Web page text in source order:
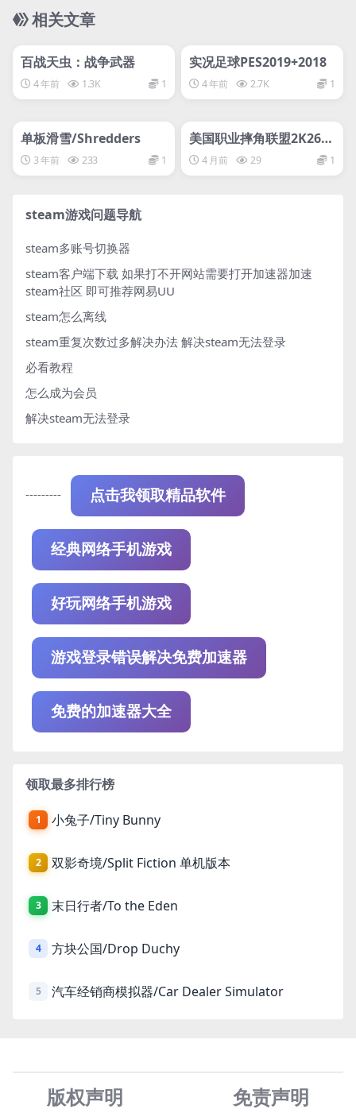
相关文章
网盘下载游戏
百战天虫：战争武器
4 年前 1.3K 1
网盘下载游戏
实况足球PES2019+2018
4 年前 2.7K 1
网盘下载游戏
单板滑雪/Shredders
3 年前 233 1
网盘下载游戏
美国职业摔角联盟2K26-
虚拟机版/WWE 2K26 HY
PERVISOR
4 月前 29 1
steam游戏问题导航
steam多账号切换器
steam客户端下载 如果打不开网站需要打开加速器加速
steam社区 即可推荐网易UU
steam怎么离线
steam重复次数过多解决办法 解决steam无法登录
必看教程
怎么成为会员
解决steam无法登录
--------- 点击我领取精品软件
经典网络手机游戏
好玩网络手机游戏
游戏登录错误解决免费加速器
免费的加速器大全
领取最多排行榜
1 小兔子/Tiny Bunny
2 双影奇境/Split Fiction 单机版本
3 末日行者/To the Eden
4 方块公国/Drop Duchy
5 汽车经销商模拟器/Car Dealer Simulator
版权声明 免责声明